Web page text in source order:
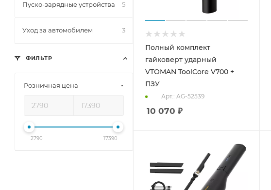
Полный комплект
гайковерт ударный
VTOMAN ToolCore V700 +
ПЗУ
Арт.: AG-52539
10 070 ₽
Пуско-зарядные устройства 5
Уход за автомобилем 3
ФИЛЬТР
Розничная цена
2790 17390